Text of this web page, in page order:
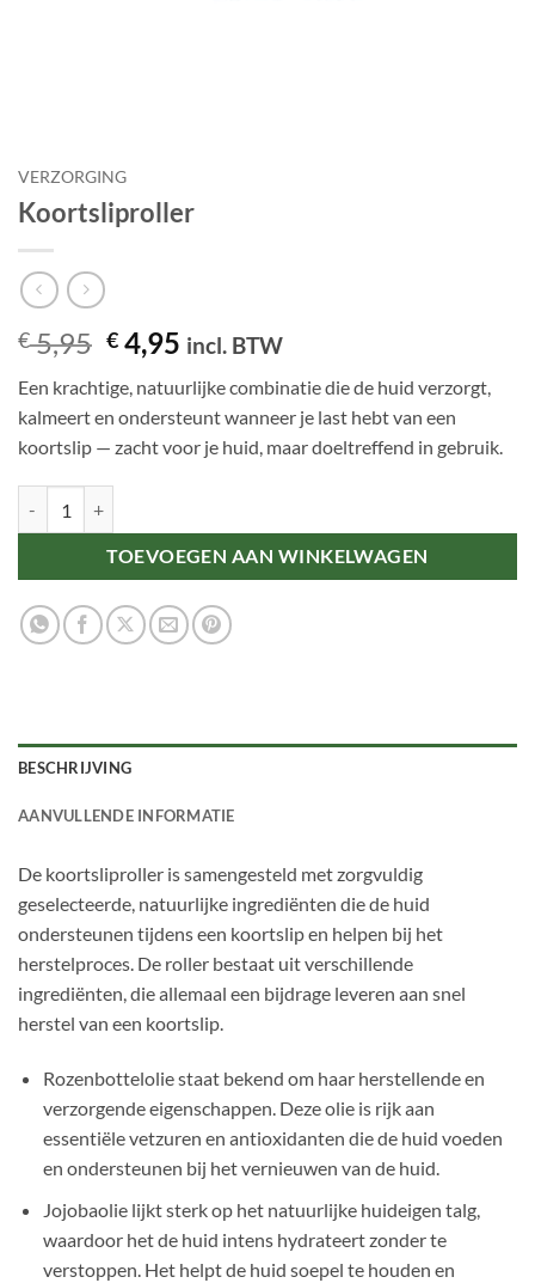
VERZORGING
Koortsliproller
€5,95 Oorspronkelijke
prijs
was:
€ 5,95.
€ 4,95 Huidige
is:
€ 4,95.
incl. BTW
Een krachtige, natuurlijke combinatie die de huid verzorgt,
kalmeert en ondersteunt wanneer je last hebt van een
koortslip — zacht voor je huid, maar doeltreffend in gebruik.
TOEVOEGEN AAN WINKELWAGEN
BESCHRIJVING
AANVULLENDE INFORMATIE
De koortsliproller is samengesteld met zorgvuldig
geselecteerde, natuurlijke ingrediënten die de huid
ondersteunen tijdens een koortslip en helpen bij het
herstelproces. De roller bestaat uit verschillende
ingrediënten, die allemaal een bijdrage leveren aan snel
herstel van een koortslip.
Rozenbottelolie staat bekend om haar herstellende en
verzorgende eigenschappen. Deze olie is rijk aan
essentiële vetzuren en antioxidanten die de huid voeden
en ondersteunen bij het vernieuwen van de huid.
Jojobaolie lijkt sterk op het natuurlijke huideigen talg,
waardoor het de huid intens hydrateert zonder te
verstoppen. Het helpt de huid soepel te houden en